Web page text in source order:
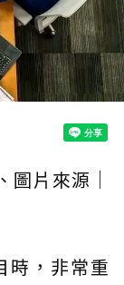
圖片來源｜
時，非常重